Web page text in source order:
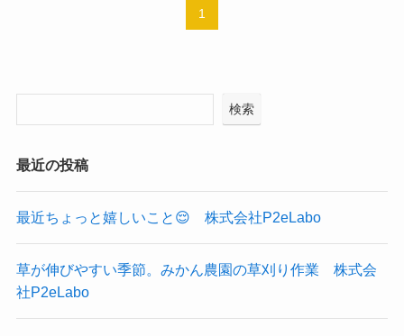
1
検索
最近の投稿
最近ちょっと嬉しいこと😌 株式会社P2eLabo
草が伸びやすい季節。みかん農園の草刈り作業 株式会
社P2eLabo